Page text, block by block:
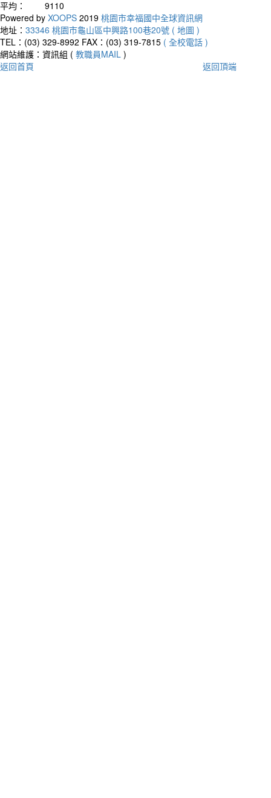
平均：
9110
Powered by XOOPS 2019 桃園市幸福國中全球資訊網
地址： 33346 桃園市龜山區中興路100巷20號 ( 地圖 )
TEL：(03) 329-8992 FAX：(03) 319-7815 ( 全校電話 )
網站維護：資訊組 ( 教職員MAIL )
返回首頁
返回頂端